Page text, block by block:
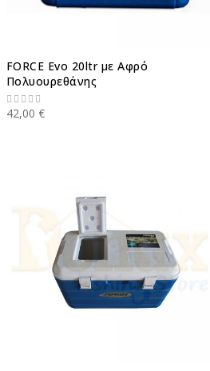
FORCE Evo 20ltr με Αφρό
Πολυουρεθάνης
42,00 €